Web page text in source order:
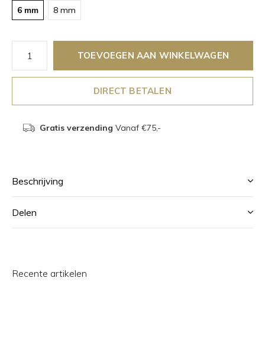
6 mm 8 mm
TOEVOEGEN AAN WINKELWAGEN
DIRECT BETALEN
Gratis verzending Vanaf €75,-
Beschrijving
Delen
Recente artikelen